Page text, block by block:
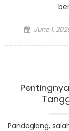
Posted
June 1,
Pandeglang,